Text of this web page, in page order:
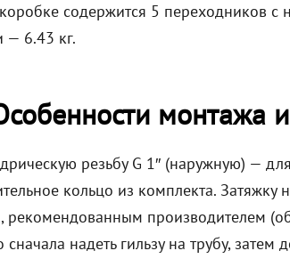
содержится 5 переходников
— 6.43 кг.
монтажа
резьбу G 1″ (наружную) —
кольцо из комплекта.
производителем
надеть гильзу на трубу,